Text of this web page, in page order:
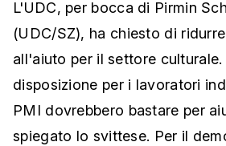
L'UDC, per bocca di Pirmin
(UDC/SZ), ha chiesto di
all'aiuto per il settore culturale.
disposizione per i lavoratori
PMI dovrebbero bastare per
spiegato lo svittese. Per il